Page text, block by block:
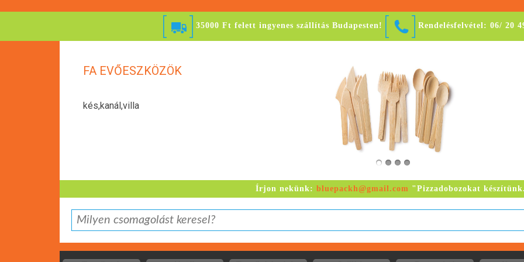
35000 Ft felett ingyenes szállítás Budapesten! Rendelésfelvétel: 06/ 20
FA EVŐESZKÖZÖK
kés,kanál,villa
Írjon nekünk: bluepackh@gmail.com "Pizzadobozokat